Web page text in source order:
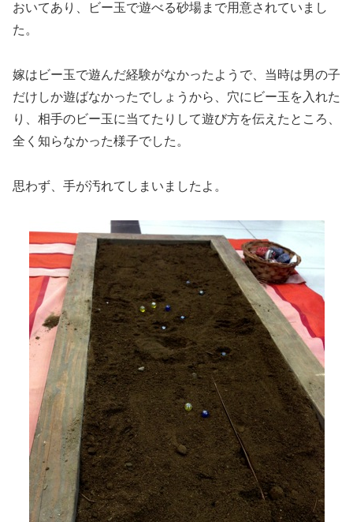
おいてあり、ビー玉で遊べる砂場まで用意されていまし
た。
嫁はビー玉で遊んだ経験がなかったようで、当時は男の子
だけしか遊ばなかったでしょうから、穴にビー玉を入れた
り、相手のビー玉に当てたりして遊び方を伝えたところ、
全く知らなかった様子でした。
思わず、手が汚れてしまいましたよ。